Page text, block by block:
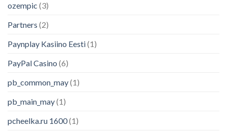
ozempic (3)
Partners (2)
Paynplay Kasiino Eesti(1)
PayPal Casino (6)
pb_common_may(1)
pb_main_may(1)
pcheelka.ru 1600(1)